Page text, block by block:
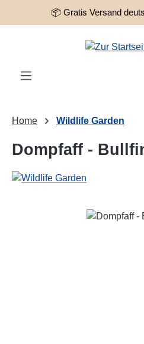
Zum Hauptinhalt springen
📦 Gratis Versand
Home Wildlife Garden
Dompfaff -
Bildergalerie überspringen